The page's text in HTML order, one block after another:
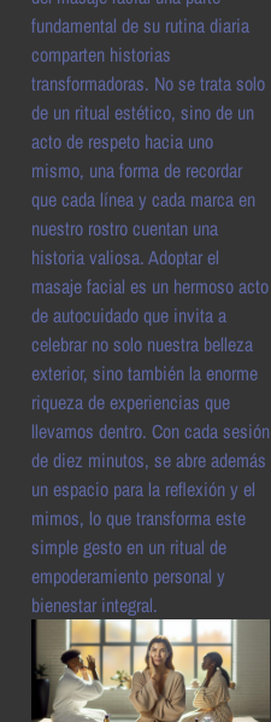
fundamental de su rutina diaria
comparten historias
transformadoras. No se trata solo
de un ritual estético, sino de un
acto de respeto hacia uno
mismo, una forma de recordar
que cada línea y cada marca en
nuestro rostro cuentan una
historia valiosa. Adoptar el
masaje facial es un hermoso acto
de autocuidado que invita a
celebrar no solo nuestra belleza
exterior, sino también la enorme
riqueza de experiencias que
llevamos dentro. Con cada sesión
de diez minutos, se abre además
un espacio para la reflexión y el
mimos, lo que transforma este
simple gesto en un ritual de
empoderamiento personal y
bienestar integral.